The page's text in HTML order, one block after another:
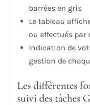
barrées en gris
Le tableau
ou effectués par
Indication de
gestion de
Les différentes
suivi des tâches